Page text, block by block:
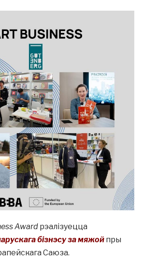
Awardрэалізуецца
бізнэсу за мяжой пры
Cаюза.